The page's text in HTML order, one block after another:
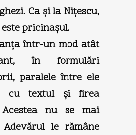
Ca şi la Niţescu,
pricinaşul.
într-un mod atât
în formulări
paralele între ele
cu textul şi firea
nu se mai
Adevărul le rămâne